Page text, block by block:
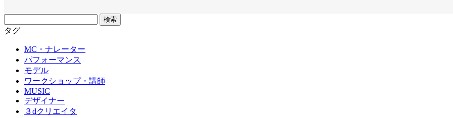
リ
タグ
MC・ナレーター
パフォーマンス
モデル
ワークショップ・講師
MUSIC
デザイナー
３dクリエイタ